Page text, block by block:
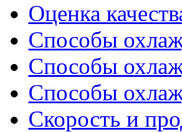
Оценка
Способы
Способы
Способы
Скорость и